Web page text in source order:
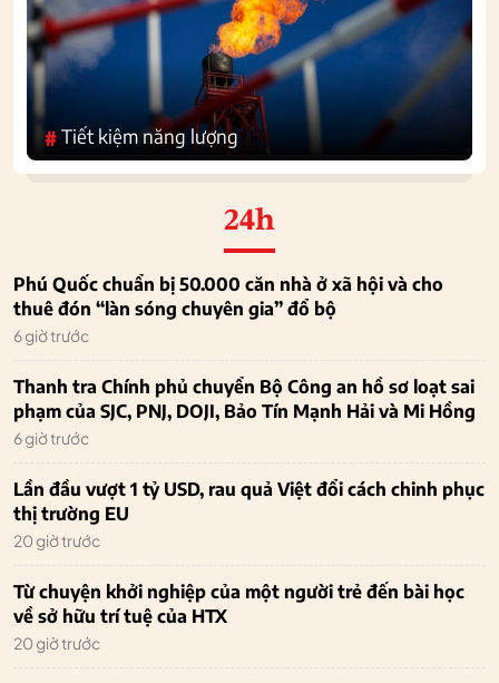
#Tiết kiệm năng lượng
24h
Phú Quốc chuẩn bị 50.000 căn nhà ở xã hội và cho
thuê đón “làn sóng chuyên gia” đổ bộ
6 giờ trước
Thanh tra Chính phủ chuyển Bộ Công an hồ sơ loạt sai
phạm của SJC, PNJ, DOJI, Bảo Tín Mạnh Hải và Mi Hồng
6 giờ trước
Lần đầu vượt 1 tỷ USD, rau quả Việt đổi cách chinh phục
thị trường EU
20 giờ trước
Từ chuyện khởi nghiệp của một người trẻ đến bài học
về sở hữu trí tuệ của HTX
20 giờ trước